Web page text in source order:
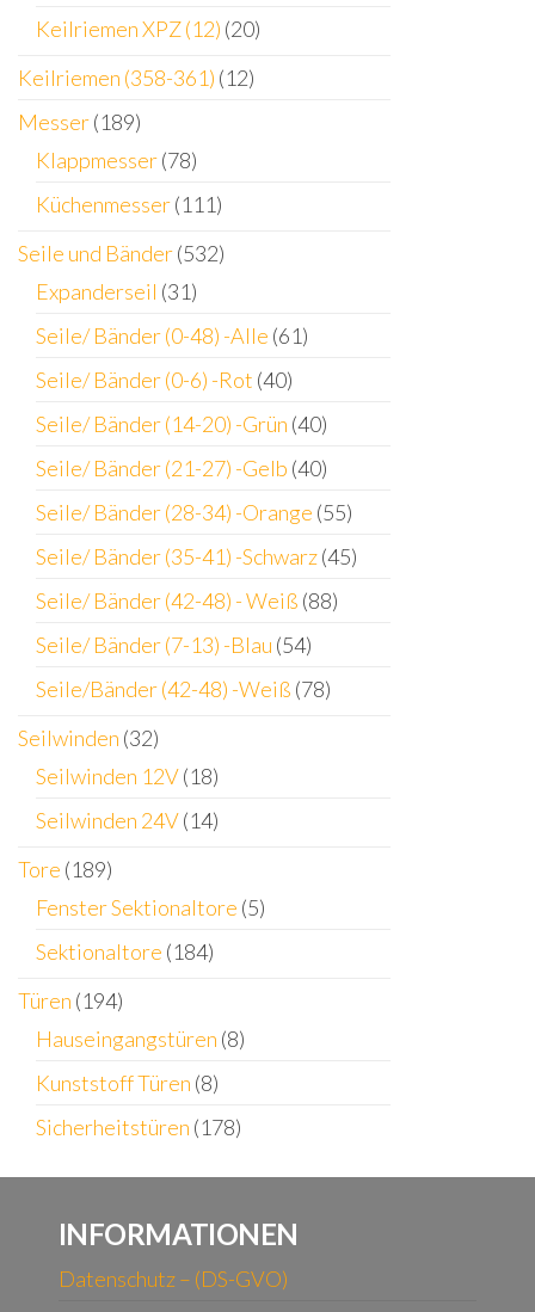
Keilriemen XPZ (12) (20)
Keilriemen (358-361) (12)
Messer(189)
Klappmesser(78)
Küchenmesser(111)
Seile und Bänder(532)
Expanderseil (31)
Seile/ Bänder (0-48) -Alle (61)
Seile/ Bänder (0-6) -Rot (40)
Seile/ Bänder (14-20) -Grün (40)
Seile/ Bänder (21-27) -Gelb (40)
Seile/ Bänder (28-34) -Orange (55)
Seile/ Bänder (35-41) -Schwarz(45)
Seile/ Bänder (42-48) - Weiß (88)
Seile/ Bänder (7-13) -Blau (54)
Seile/Bänder (42-48) -Weiß (78)
Seilwinden (32)
Seilwinden 12V(18)
Seilwinden 24V(14)
Tore (189)
Fenster Sektionaltore (5)
Sektionaltore (184)
Türen (194)
Hauseingangstüren (8)
Kunststoff Türen (8)
Sicherheitstüren (178)
INFORMATIONEN
Datenschutz – (DS-GVO)